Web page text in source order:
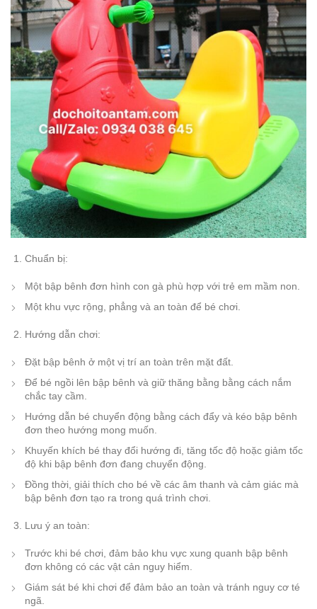
Chuẩn bị:
Một bập bênh đơn hình con gà phù hợp với trẻ em mầm non.
Một khu vực rộng, phẳng và an toàn để bé chơi.
Hướng dẫn chơi:
Đặt bập bênh ở một vị trí an toàn trên mặt đất.
Để bé ngồi lên bập bênh và giữ thăng bằng bằng cách nắm
chắc tay cầm.
Hướng dẫn bé chuyển động bằng cách đẩy và kéo bập bênh
đơn theo hướng mong muốn.
Khuyến khích bé thay đổi hướng đi, tăng tốc độ hoặc giảm tốc
độ khi bập bênh đơn đang chuyển động.
Đồng thời, giải thích cho bé về các âm thanh và cảm giác mà
bập bênh đơn tạo ra trong quá trình chơi.
Lưu ý an toàn:
Trước khi bé chơi, đảm bảo khu vực xung quanh bập bênh
đơn không có các vật cản nguy hiểm.
Giám sát bé khi chơi để đảm bảo an toàn và tránh nguy cơ té
ngã.